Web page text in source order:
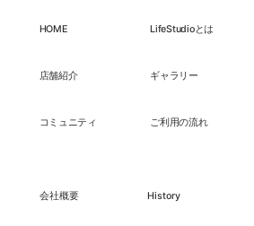
HOME LifeStudioとは
店舗紹介 ギャラリー
コミュニティ ご利用の流れ
会社概要 History